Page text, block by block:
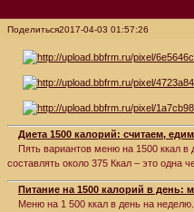
Поделиться2017-04-03 01:57:26
Диета 1500 калорий: считаем,
Пять вариантов меню на 1500 ккал в
составлять около 375 Ккал – это одна
Питание на 1500 калорий в день:
Меню на 1 500 ккал в день на неделю.